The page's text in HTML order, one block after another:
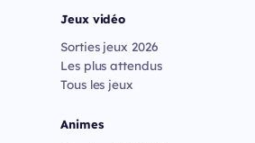
Jeux vidéo
Sorties jeux 2026
Les plus attendus
Tous les jeux
Animes